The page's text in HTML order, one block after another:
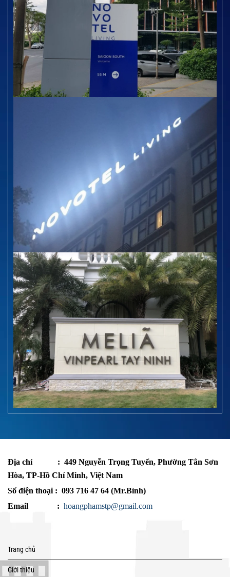
Địa chỉ
: 449 Nguyễn Trọng Tuyển, Phường Tân Sơn
Hòa, TP-Hồ Chí Minh, Việt Nam
Số điện thoại : 093 716 47 64 (Mr.Bình)
Email : hoangphamstp@gmail.com
Trang chủ
Giới thiệu